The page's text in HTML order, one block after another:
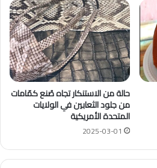
حالة من الاستنكار تجاه صُنع كمّامات
من جلود الثعابين في الولايات
المتحدة الأمريكية
2025-03-01